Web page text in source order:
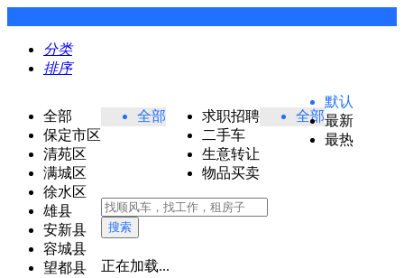
分类
排序
全部
保定市区
清苑区
满城区
徐水区
雄县
安新县
容城县
望都县
全部
求职招聘
二手车
生意转让
物品买卖
全部
默认
最新
最热
搜索
正在加载...